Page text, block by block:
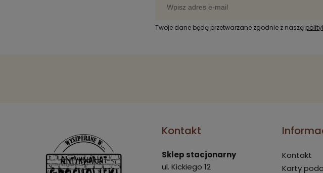
Twoje dane będą przetwarzane zgodnie z naszą
Kontakt
Sklep stacjonarny
ul. Kickiego 12
Kontakt
Karty